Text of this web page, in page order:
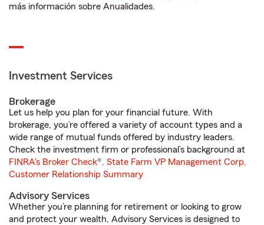
más información sobre Anualidades.
Investment Services
Brokerage
Let us help you plan for your financial future. With
brokerage, you’re offered a variety of account types and a
wide range of mutual funds offered by industry leaders.
Check the investment firm or professional’s background at
FINRA's Broker Check®. State Farm VP Management Corp.
Customer Relationship Summary
Advisory Services
Whether you’re planning for retirement or looking to grow
and protect your wealth, Advisory Services is designed to